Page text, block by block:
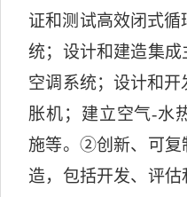
证和测试高效闭式循
统；设计和建造集
空调系统；设计和开
胀机；建立空气-水
施等。 ②创新、可复
造，包括开发、评